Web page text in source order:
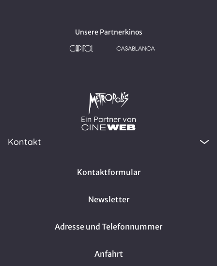
Unsere Partnerkinos
Ein Partner von
Kontakt
Kontaktformular
Newsletter
Adresse und Telefonnummer
Anfahrt